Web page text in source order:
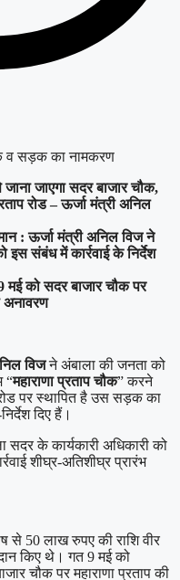
जाएगा सदर बाजार चौक,
रोड – ऊर्जा मंत्री अनिल
: ऊर्जा मंत्री अनिल विज ने
इस संबंध में कार्रवाई के निर्देश
मई को सदर बाजार चौक पर
अनावरण
विजने अंबाला की जनता को
“महाराणा प्रताप चौक” करने
पर स्थापित है उस सड़क का
दिए हैं।
के कार्यकारी अधिकारी को
शीघ्र-अतिशीघ्र प्रारंभ
से 50 लाख रुपए की राशि वीर
किए थे। गत 9 मई को
चौक पर महाराणा प्रताप की